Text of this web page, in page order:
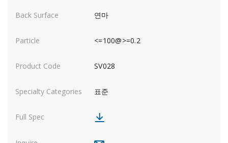
연마
<=100@>=0.2
SV028
표준